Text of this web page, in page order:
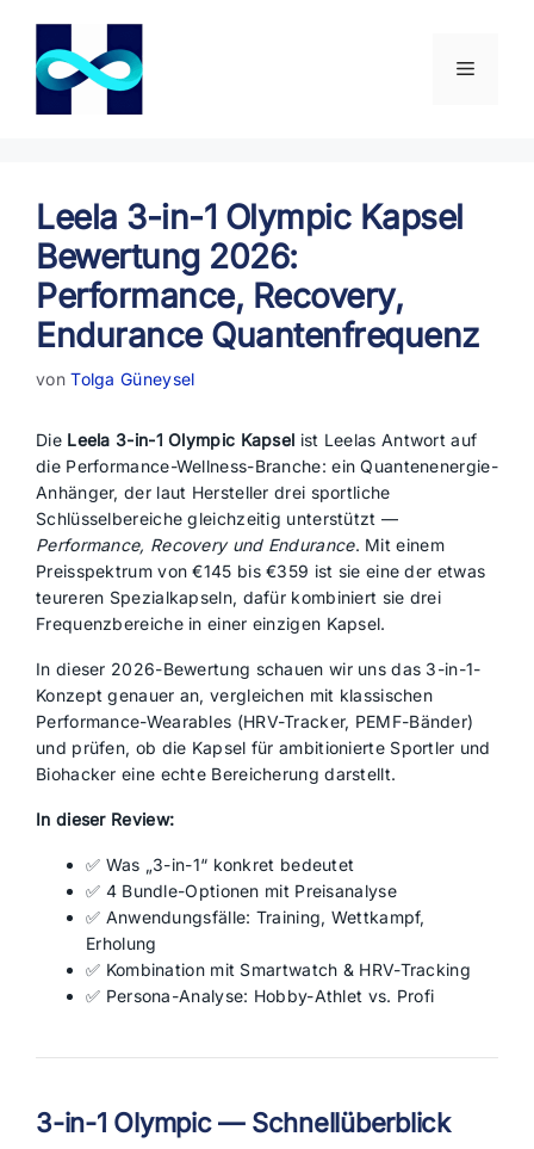
springen
Menü
Leela 3-in-1 Olympic Kapsel
Bewertung 2026:
Performance, Recovery,
Endurance Quantenfrequenz
vonTolga Güneysel
Die Leela 3-in-1 Olympic Kapsel ist Leelas Antwort auf
die Performance-Wellness-Branche: ein Quantenenergie-
Anhänger, der laut Hersteller drei sportliche
Schlüsselbereiche gleichzeitig unterstützt —
Performance, Recovery und Endurance. Mit einem
Preisspektrum von €145 bis €359 ist sie eine der etwas
teureren Spezialkapseln, dafür kombiniert sie drei
Frequenzbereiche in einer einzigen Kapsel.
In dieser 2026-Bewertung schauen wir uns das 3-in-1-
Konzept genauer an, vergleichen mit klassischen
Performance-Wearables (HRV-Tracker, PEMF-Bänder)
und prüfen, ob die Kapsel für ambitionierte Sportler und
Biohacker eine echte Bereicherung darstellt.
In dieser Review:
✅ Was „3-in-1“ konkret bedeutet
✅ 4 Bundle-Optionen mit Preisanalyse
✅ Anwendungsfälle: Training, Wettkampf,
Erholung
✅ Kombination mit Smartwatch & HRV-Tracking
✅ Persona-Analyse: Hobby-Athlet vs. Profi
3-in-1 Olympic — Schnellüberblick